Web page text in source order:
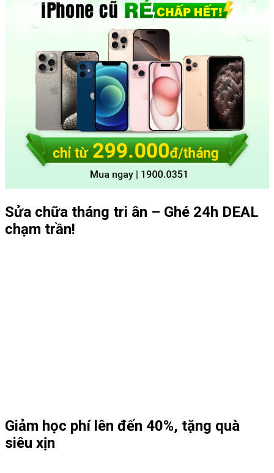
Sửa chữa tháng tri ân – Ghé 24h DEAL
chạm trần!
Giảm học phí lên đến 40%, tặng quà
siêu xịn